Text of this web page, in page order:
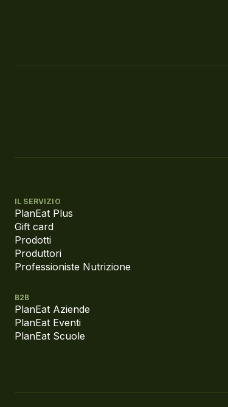
IL SERVIZIO
PlanEat Plus
Gift card
Prodotti
Produttori
Professioniste Nutrizione
B2B
PlanEat Aziende
PlanEat Eventi
PlanEat Scuole